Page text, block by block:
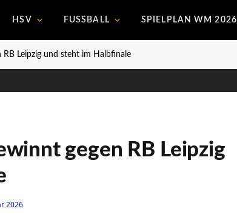
HSV FUSSBALL SPIELPLAN WM 2026
Leipzig und steht im Halbfinale
gegen RB Leipzig
2026